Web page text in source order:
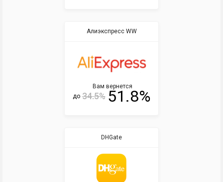
Алиэкспресс WW
Вам вернется
до 34.5% 51.8%
DHGate